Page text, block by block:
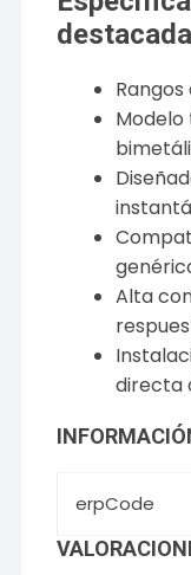
Modelo
Alta
directa
erpCode